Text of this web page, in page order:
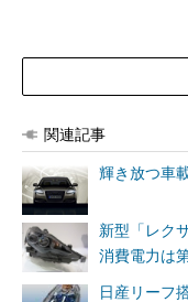
関連記事
輝き放つ車
新型「レク
消費電力は
日産リーフ